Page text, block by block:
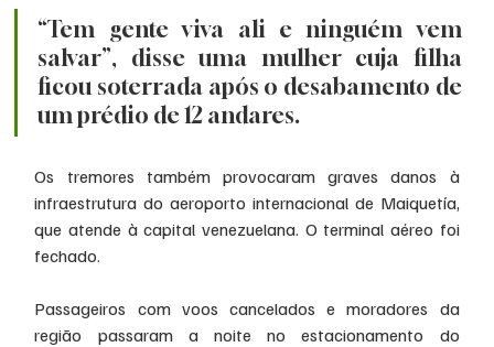
“Tem gente viva ali e ninguém vem
salvar”, disse uma mulher cuja filha
ficou soterrada após o desabamento de
um prédio de 12 andares.
Os tremores também provocaram graves danos à
infraestrutura do aeroporto internacional de Maiquetía,
que atende à capital venezuelana. O terminal aéreo foi
fechado.
Passageiros com voos cancelados e moradores da
região passaram a noite no estacionamento do